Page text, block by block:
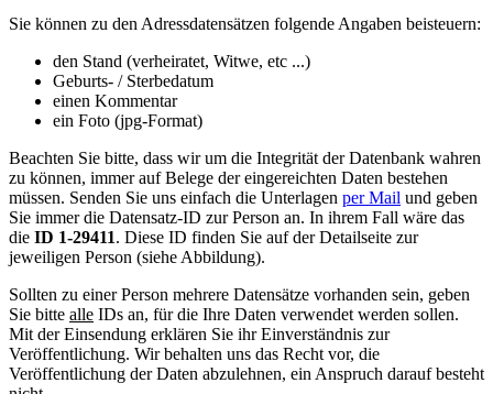
Sie können zu den Adressdatensätzen folgende Angaben beisteuern:
den Stand (verheiratet, Witwe, etc ...)
Geburts- / Sterbedatum
einen Kommentar
ein Foto (jpg-Format)
Beachten Sie bitte, dass wir um die Integrität der Datenbank wahren
zu können, immer auf Belege der eingereichten Daten bestehen
müssen. Senden Sie uns einfach die Unterlagen per Mail und geben
Sie immer die Datensatz-ID zur Person an. In ihrem Fall wäre das
die ID 1-29411. Diese ID finden Sie auf der Detailseite zur
jeweiligen Person (siehe Abbildung).
Sollten zu einer Person mehrere Datensätze vorhanden sein, geben
Sie bitte alle IDs an, für die Ihre Daten verwendet werden sollen.
Mit der Einsendung erklären Sie ihr Einverständnis zur
Veröffentlichung. Wir behalten uns das Recht vor, die
Veröffentlichung der Daten abzulehnen, ein Anspruch darauf besteht